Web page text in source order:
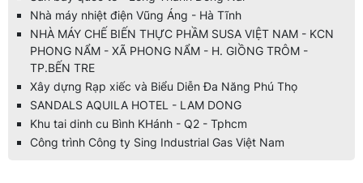
Nhà máy nhiệt điện Vũng Áng - Hà Tĩnh
NHÀ MÁY CHẾ BIẾN THỰC PHẦM SUSA VIỆT NAM - KCN
PHONG NẨM - XÃ PHONG NẨM - H. GIỒNG TRÔM -
TP.BẾN TRE
Xây dựng Rạp xiếc và Biểu Diễn Đa Năng Phú Thọ
SANDALS AQUILA HOTEL - LAM DONG
Khu tai dinh cu Bình KHánh - Q2 - Tphcm
Công trình Công ty Sing Industrial Gas Việt Nam